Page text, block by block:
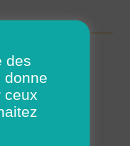
- St
des
donne
ceux